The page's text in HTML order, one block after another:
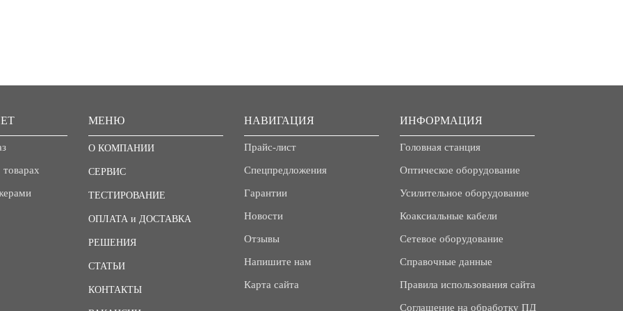
МЕНЮ
О КОМПАНИИ
СЕРВИС
ТЕСТИРОВАНИЕ
ОПЛАТА и ДОСТАВКА
РЕШЕНИЯ
СТАТЬИ
КОНТАКТЫ
НАВИГАЦИЯ
Прайс-лист
Спецпредложения
Гарантии
Новости
Отзывы
Напишите нам
Карта сайта
ИНФОРМАЦИЯ
Головная станция
Оптическое оборудование
Усилительное оборудование
Коаксиальные кабели
Сетевое оборудование
Справочные данные
Правила использования сайта
Соглашение на обработку ПД